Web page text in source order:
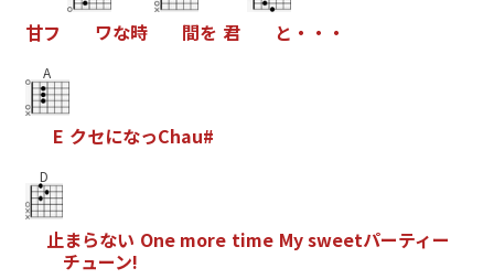
甘フ ワな時 間を 君 と ・ ・ ・
A
E クセになっChau#
D
止まらない One more time Mysweetパーティー
チューン!